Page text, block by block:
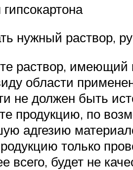
нужный раствор,
раствор, имеющий
области
не должен быть
продукцию, по
адгезию
только
всего, будет не